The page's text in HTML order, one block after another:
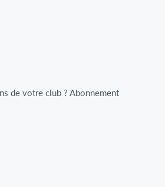
de votre club ? Abonnement